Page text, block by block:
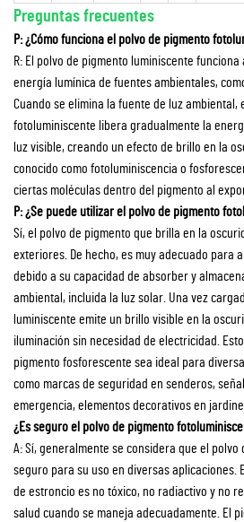
Preguntas frecuentes
P: ¿Cómo funciona el polvo de pigmento
R: El polvo de pigmento luminiscente
energía lumínica de fuentes ambientales,
Cuando se elimina la fuente de luz ambiental,
fotoluminiscente libera gradualmente la
luz visible, creando un efecto de brillo en la
conocido como fotoluminiscencia o
ciertas moléculas dentro del pigmento al
P: ¿Se puede utilizar el polvo de pigmento
Sí, el polvo de pigmento que brilla en la
exteriores. De hecho, es muy adecuado para
debido a su capacidad de absorber y
ambiental, incluida la luz solar. Una vez
luminiscente emite un brillo visible en la
iluminación sin necesidad de electricidad.
pigmento fosforescente sea ideal para
como marcas de seguridad en senderos,
emergencia, elementos decorativos en
¿Es seguro el polvo de pigmento
A: Sí, generalmente se considera que el
seguro para su uso en diversas aplicaciones.
de estroncio es no tóxico, no radiactivo y no
salud cuando se maneja adecuadamente. El